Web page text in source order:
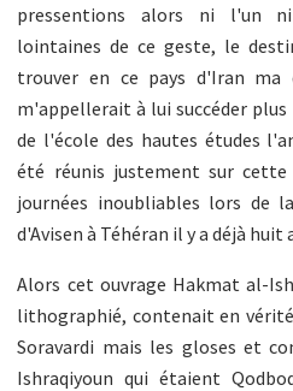
pressentions alors ni l'un
lointaines de ce geste, le
trouver en ce pays d'Iran ma
m'appellerait à lui succéder
de l'école des hautes études
été réunis justement sur
journées inoubliables lors de
d'Avisen à Téhéran il y a déjà huit
Alors cet ouvrage Hakmat al-
lithographié, contenait en
Soravardi mais les gloses et
Ishraqiyoun qui étaient